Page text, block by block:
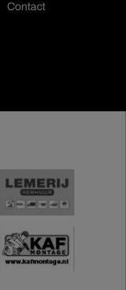
Contact